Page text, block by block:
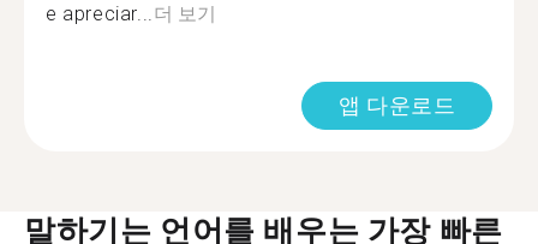
e apreciar... 더 보기
앱 다운로드
말하기는 언어를 배우는 가장 빠른